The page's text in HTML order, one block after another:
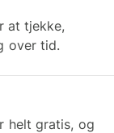
at tjekke,
over tid.
helt gratis, og